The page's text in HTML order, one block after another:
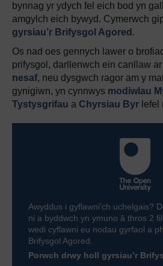
bynnag yr ydych fel eich bod yn
amgylch eich bywyd. Cymerwch
gyrsiau’r Brifysgol Agored .
Os nad oes gennych lawer o
prifysgol, darllenwch ein canllaw ar
nesaf, neu dysgwch ragor am y
gynigiwn, yn cynnwys modiwlau
Tystysgrifau a Chyrsiau Byr lefel
Awyddus i gyflawni’ch uchelgais?
ni a byddwch yn ymuno â thros 2
wedi cyflawni eu nodau gyrfaol a
Brifysgol Agored.
Porwch drwy holl gyrsiau’r